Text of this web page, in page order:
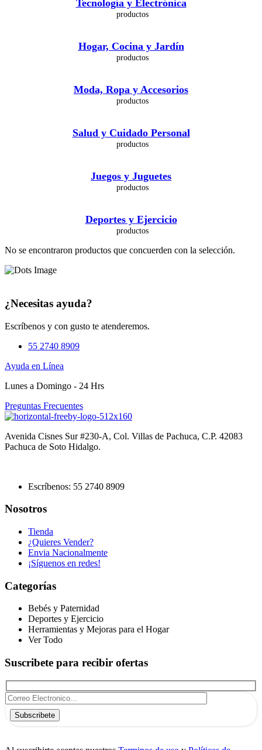
Tecnología y Electrónica
Hogar, Cocina y Jardín
Moda, Ropa y Accesorios
Salud y Cuidado Personal
Juegos y Juguetes
Deportes y Ejercicio
No se encontraron productos que concuerden con la selección.
¿Necesitas ayuda?
Escríbenos y con gusto te atenderemos.
55 2740 8909
Ayuda en Línea
Lunes a Domingo - 24 Hrs
Preguntas Frecuentes
Avenida Cisnes Sur #230-A, Col. Villas de Pachuca, C.P. 42083
Pachuca de Soto Hidalgo.
Escríbenos: 55 2740 8909
Nosotros
Tienda
¿Quieres Vender?
Envia Nacionalmente
¡Síguenos en redes!
Categorías
Bebés y Paternidad
Deportes y Ejercicio
Herramientas y Mejoras para el Hogar
Ver Todo
Suscribete para recibir ofertas
Subscribete